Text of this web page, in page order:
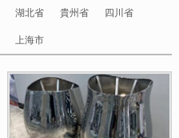
湖北省 貴州省 四川省
上海市